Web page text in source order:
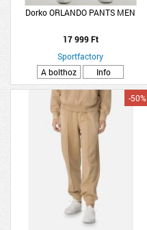
Dorko ORLANDO PANTS MEN
17 999 Ft
Sportfactory
A bolthoz
Info
-50%